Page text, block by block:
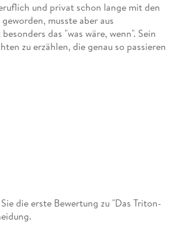
und privat schon lange mit den
musste aber aus
das "was wäre, wenn". Sein
zu erzählen, die genau so passieren
die erste Bewertung zu "Das Triton-